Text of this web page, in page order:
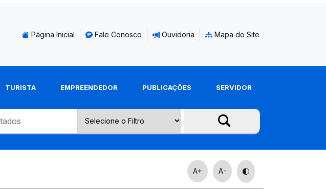
Página Inicial Fale Conosco Ouvidoria Mapa do Site
TURISTA EMPREENDEDOR PUBLICAÇÕES SERVIDOR
A+ A-